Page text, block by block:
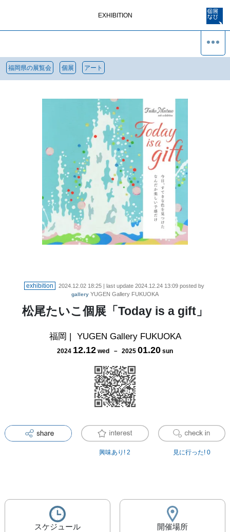
EXHIBITION
福岡県の展覧会 個展 アート
exhibition 2024.12.02 18:25 | last update 2024.12.24 13:09 posted by
gallery YUGEN Gallery FUKUOKA
松尾たいこ個展「Today is a gift」
福岡 | YUGEN Gallery FUKUOKA
2024 12.12 wed － 2025 01.20 sun
興味あり! 2 見に行った! 0
スケジュール 開催場所